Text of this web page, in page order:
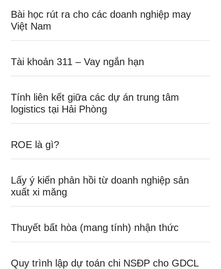
Bài học rút ra cho các doanh nghiệp may
Việt Nam
Tài khoản 311 – Vay ngắn hạn
Tính liên kết giữa các dự án trung tâm
logistics tại Hải Phòng
ROE là gì?
Lấy ý kiến phản hồi từ doanh nghiệp sản
xuất xi măng
Thuyết bất hòa (mang tính) nhận thức
Quy trình lập dự toán chi NSĐP cho GDCL